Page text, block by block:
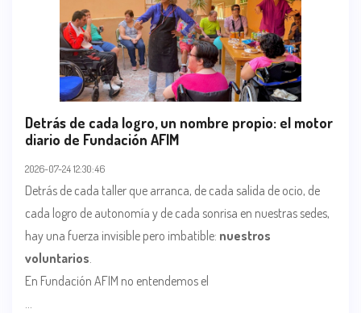
Detrás de cada logro, un nombre propio: el motor
diario de Fundación AFIM
2026-07-24 12:30:46
Detrás de cada taller que arranca, de cada salida de ocio, de
cada logro de autonomía y de cada sonrisa en nuestras sedes,
hay una fuerza invisible pero imbatible: nuestros
voluntarios.
En Fundación AFIM no entendemos el
...